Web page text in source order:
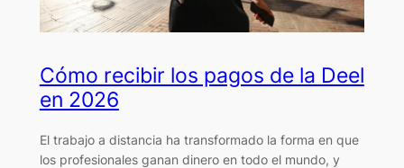
Cómo recibir los pagos de la Deel
en 2026
El trabajo a distancia ha transformado la forma en que
los profesionales ganan dinero en todo el mundo, y